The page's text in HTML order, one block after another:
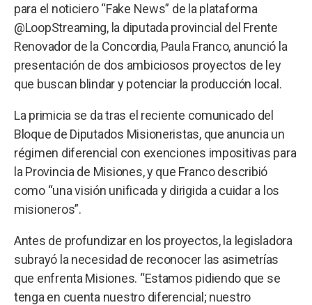
para el noticiero “Fake News” de la plataforma
@LoopStreaming, la diputada provincial del Frente
Renovador de la Concordia, Paula Franco, anunció la
presentación de dos ambiciosos proyectos de ley
que buscan blindar y potenciar la producción local.
La primicia se da tras el reciente comunicado del
Bloque de Diputados Misioneristas, que anuncia un
régimen diferencial con exenciones impositivas para
la Provincia de Misiones, y que Franco describió
como “una visión unificada y dirigida a cuidar a los
misioneros”.
Antes de profundizar en los proyectos, la legisladora
subrayó la necesidad de reconocer las asimetrías
que enfrenta Misiones. “Estamos pidiendo que se
tenga en cuenta nuestro diferencial; nuestro